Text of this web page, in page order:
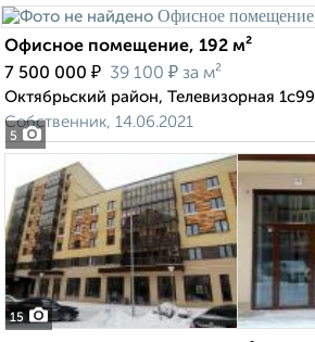
5
Офисное помещение, 192 м²
7 500 000 ₽ 39 100 ₽ за м²
Октябрьский район, Телевизорная 1с99
Собственник, 14.06.2021
15